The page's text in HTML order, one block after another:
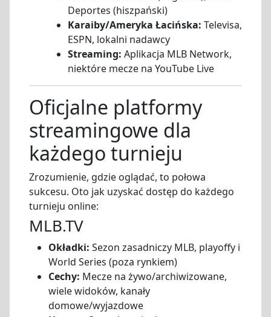
Deportes (hiszpański)
Karaiby/Ameryka Łacińska: Televisa,
ESPN, lokalni nadawcy
Streaming: Aplikacja MLB Network,
niektóre mecze na YouTube Live
Oficjalne platformy
streamingowe dla
każdego turnieju
Zrozumienie, gdzie oglądać, to połowa
sukcesu. Oto jak uzyskać dostęp do każdego
turnieju online:
MLB.TV
Okładki: Sezon zasadniczy MLB, playoffy i
World Series (poza rynkiem)
Cechy: Mecze na żywo/archiwizowane,
wiele widoków, kanały
domowe/wyjazdowe